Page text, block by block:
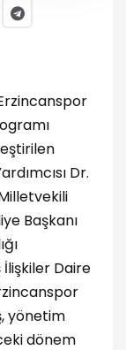
Dr.
Başkanı
İlişkiler Daire
yönetim
dönem